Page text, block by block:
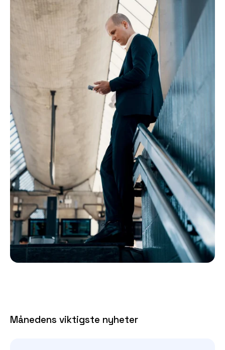
Månedens viktigste nyheter